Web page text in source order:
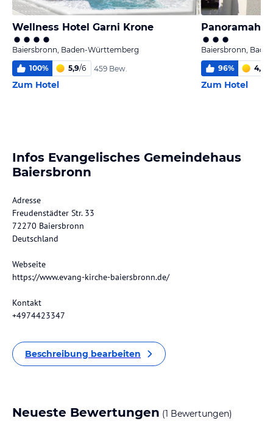
Wellness Hotel Garni Krone
Baiersbronn, Baden-Württemberg
100% 5,9/6 459 Bew.
Zum Hotel
Baiersbronn,
96% 4,0
Zum Hotel
Infos Evangelisches Gemeindehaus
Baiersbronn
Adresse
Freudenstädter Str. 33
72270 Baiersbronn
Deutschland
Webseite
https://www.evang-kirche-baiersbronn.de/
Kontakt
+4974423347
Beschreibung bearbeiten
Neueste Bewertungen (1 Bewertungen)